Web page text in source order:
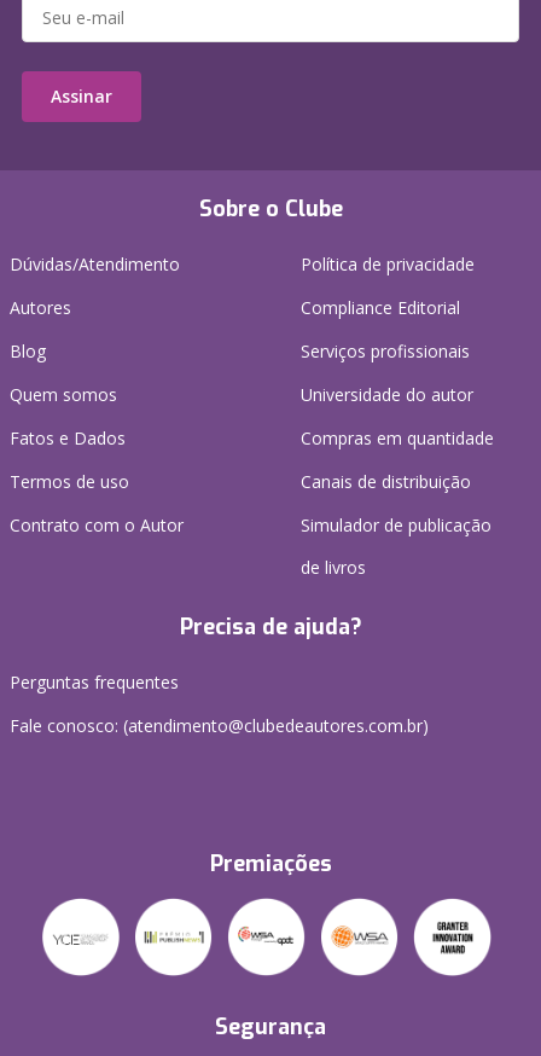
Sobre o Clube
Dúvidas/Atendimento
Autores
Blog
Quem somos
Fatos e Dados
Termos de uso
Contrato com o Autor
Política de privacidade
Compliance Editorial
Serviços profissionais
Universidade do autor
Compras em quantidade
Canais de distribuição
Simulador de publicação
de livros
Precisa de ajuda?
Perguntas frequentes
Fale conosco: (atendimento@clubedeautores.com.br)
Premiações
Segurança
Assinar